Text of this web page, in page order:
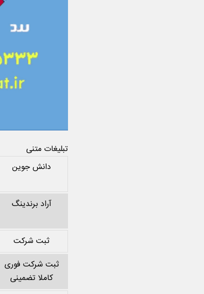
تبلیغات متنی
دانش جوین
آراد برندینگ
ثبت شرکت
ثبت شرکت فوری
کاملا تضمینی